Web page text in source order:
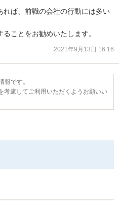
れば、前職の会社の行動には多い
ことをお勧めいたします。
2021年9月13日 16:16
報です。
考慮してご利用いただくようお願いい